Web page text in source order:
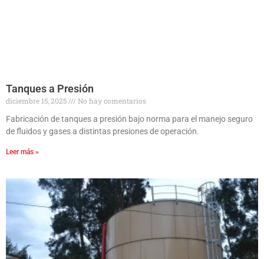
Tanques a Presión
diciembre 15, 2025
No hay comentarios
Fabricación de tanques a presión bajo norma para el manejo seguro
de fluidos y gases a distintas presiones de operación.
Leer más »